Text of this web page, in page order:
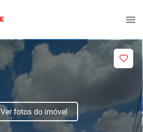
Ver fotos do imóvel